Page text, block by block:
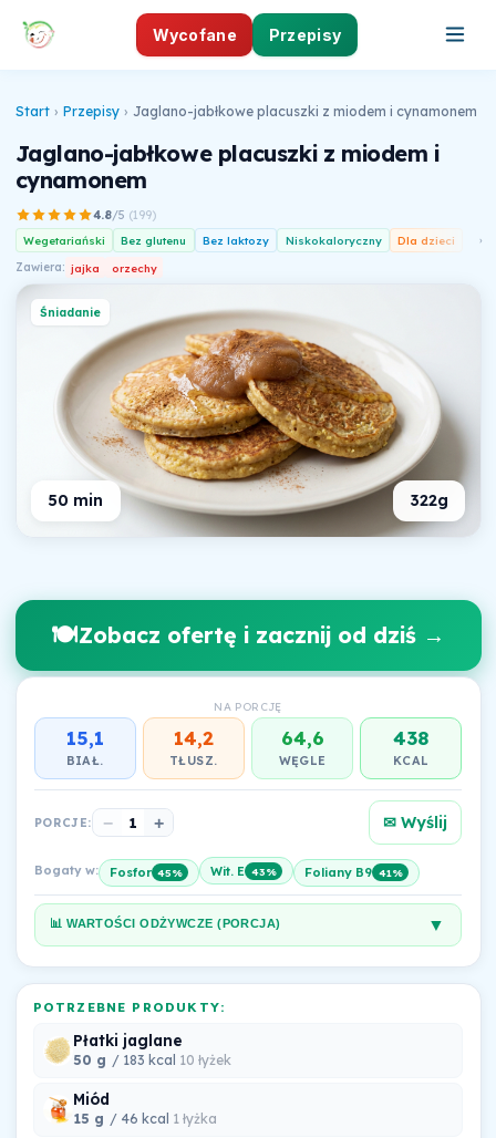
Wycofane Przepisy
Start › Przepisy › Jaglano-jabłkowe placuszki z miodem i cynamonem
Jaglano-jabłkowe placuszki z miodem i
cynamonem
4.8/5 (199)
Wegetariański Bez glutenu Bez laktozy Niskokaloryczny Dla dzieci ›
Zawiera: jajka orzechy
Śniadanie
50 min 322g
🍽️Zobacz ofertę i zacznij od dziś →
NA PORCJĘ
15,1
BIAŁ.
14,2
TŁUSZ.
64,6
WĘGLE
438
KCAL
PORCJE: − 1 + ✉ Wyślij
Bogaty w: Fosfor 45% Wit. E 43% Foliany B9 41%
📊 WARTOŚCI ODŻYWCZE (PORCJA) ▼
POTRZEBNE PRODUKTY:
Płatki jaglane
50 g / 183 kcal 10 łyżek
Miód
15 g / 46 kcal 1 łyżka